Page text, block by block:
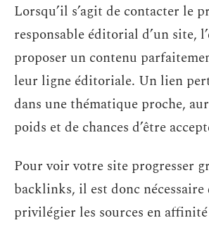
Lorsqu’il s’agit de contacter le
responsable éditorial d’un site,
proposer un contenu
leur ligne éditoriale. Un lien
dans une thématique proche,
poids et de chances d’être
Pour voir votre site progresser
backlinks, il est donc nécessaire
privilégier les sources en